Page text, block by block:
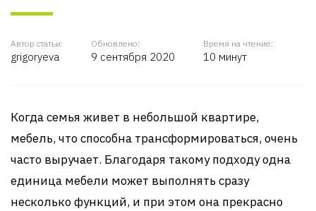
Автор статьи:
grigoryeva
Обновлено:
9 сентября 2020
Время на чтение:
10 минут
Когда семья живет в небольшой квартире,
мебель, что способна трансформироваться, очень
часто выручает. Благодаря такому подходу одна
единица мебели может выполнять сразу
несколько функций, и при этом она прекрасно